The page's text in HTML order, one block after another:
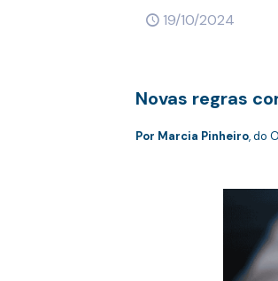
19/10/2024
Novas regras
Por Marcia Pinheiro, do